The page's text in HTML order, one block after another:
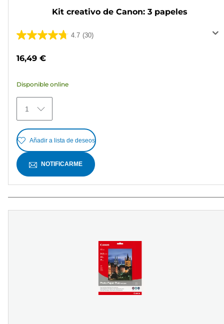
Kit creativo de Canon: 3 papeles
4.7 (30)
4.7
5
30
reseñas
16,49 €
Disponible online
1
Añadir a lista de deseos
NOTIFICARME